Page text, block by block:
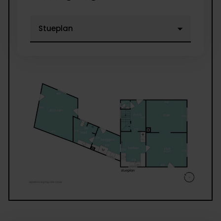
Ret frem kommer man ind i godt indrettet køkken
Her er i dag tæppe på gulvet, men under dette,
der være et pænt trægulv.
Stuerne rummer god plads til både spisestue samt
opholdsstue.
Fra den første stue er der udgang til have/terrasse.
Der kan fra den bagerste stue etableres adgang til
Fra køkkenet er der adgang til husets store
bryggers/fyrrum, hvor pillefyret står.